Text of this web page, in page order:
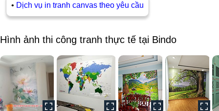
• Dịch vụ in tranh canvas theo yêu cầu
Hình ảnh thi công tranh thực tế tại Bindo